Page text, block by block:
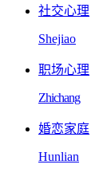
社交心理
Shejiao
职场心理
Zhichang
婚恋家庭
Hunlian